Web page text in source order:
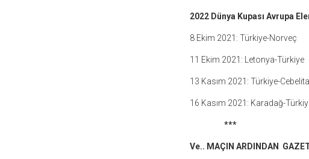
2022 Dünya Kupası Avrupa
8 Ekim 2021: Türkiye-Norveç
11 Ekim 2021: Letonya-Türkiye
13 Kasım 2021: Türkiye-
16 Kasım 2021: Karadağ-
***
Ve.. MAÇIN ARDINDAN